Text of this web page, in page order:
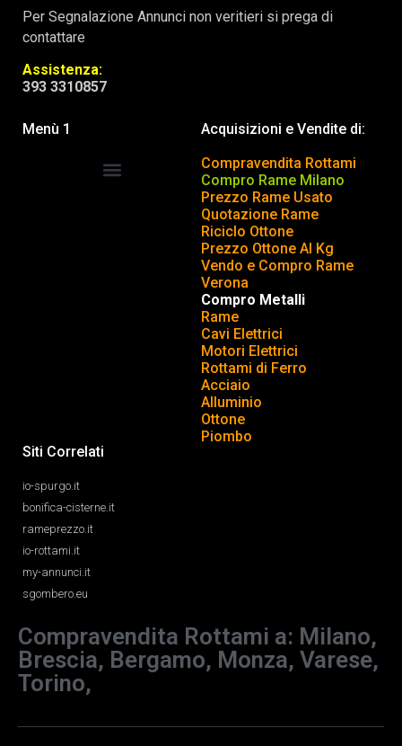
Per Segnalazione Annunci non veritieri si prega di
contattare
Assistenza:
393 3310857
Menù 1
Acquisizioni e Vendite di:
Compravendita Rottami
Compro Rame Milano
Prezzo Rame Usato
Quotazione Rame
Riciclo Ottone
Prezzo Ottone Al Kg
Vendo e Compro Rame
Verona
Compro Metalli
Rame
Cavi Elettrici
Motori Elettrici
Rottami di Ferro
Acciaio
Alluminio
Ottone
Piombo
Siti Correlati
io-spurgo.it
bonifica-cisterne.it
rameprezzo.it
io-rottami.it
my-annunci.it
sgombero.eu
Compravendita Rottami a: Milano,
Brescia, Bergamo, Monza, Varese,
Torino,